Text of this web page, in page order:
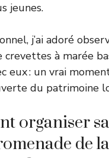
jeunes.
j’ai adoré
crevettes à marée
eux : un vrai
du patrimoine
organiser
de